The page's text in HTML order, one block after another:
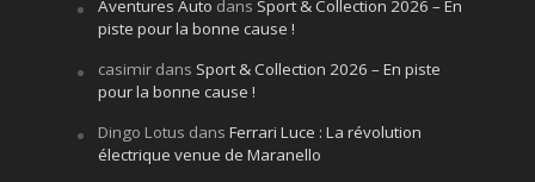
Aventures Auto dans Sport & Collection 2026 – En
piste pour la bonne cause !
casimirdans Sport & Collection 2026 – En piste
pour la bonne cause !
Dingo Lotus dans Ferrari Luce : La révolution
électrique venue de Maranello